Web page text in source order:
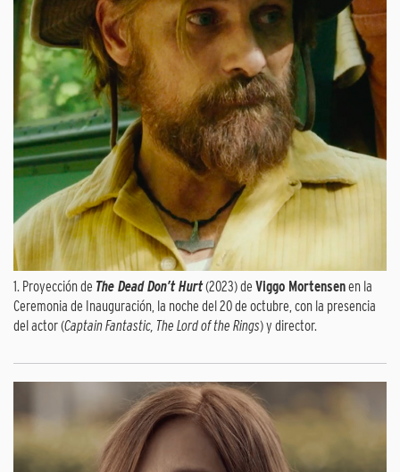
1. Proyección de The Dead Don’t Hurt(2023) de Viggo Mortensenen la
Ceremonia de Inauguración, la noche del 20 de octubre, con la presencia
del actor (Captain Fantastic, The Lord of the Rings) y director.